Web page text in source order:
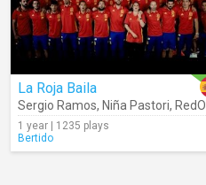
La Roja Baila
Sergio Ramos, Niña Pastori, RedOne
1 year | 1235 plays
Bertido